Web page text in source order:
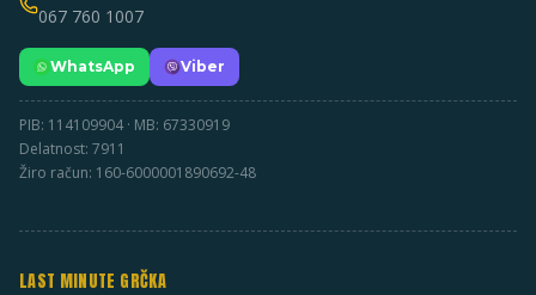
067 760 1007
WhatsApp Viber
PIB: 114109904 · MB: 67330919
Delatnost: 7911
Žiro račun: 160-6000001890692-48
LAST MINUTE GRČKA